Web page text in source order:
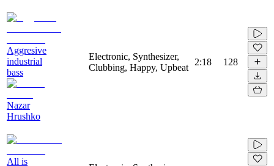
Aggresive
industrial
bass
Nazar
Hrushko
Electronic, Synthesizer,
Clubbing, Happy, Upbeat
2:18 128
All is